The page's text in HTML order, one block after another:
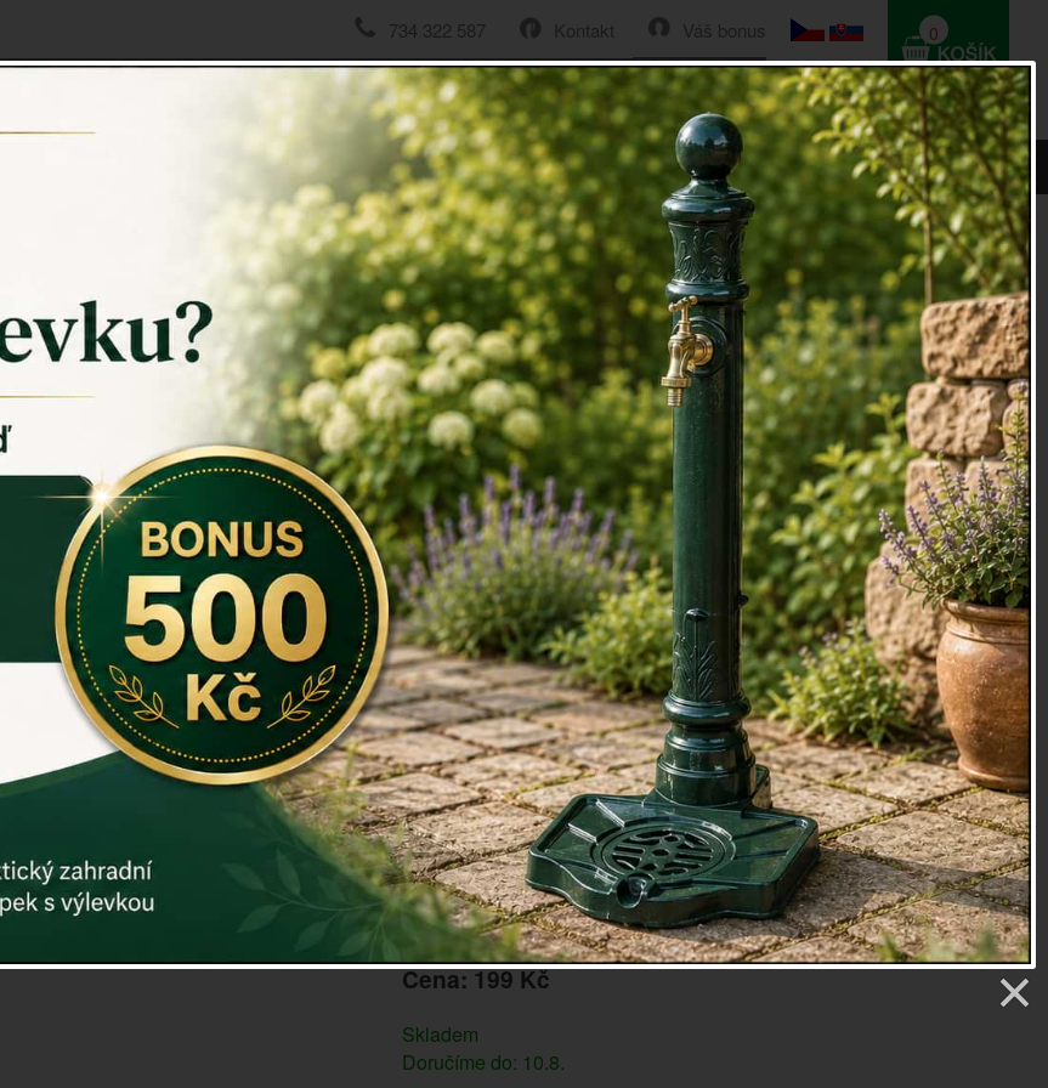
Váš bonus
Kontakt
734 322 587
HLEDAT
0
0 Kč
Konzola na police černá 19,8x16cm
Konzola na police černá 19,8x16cm
Konzola na policev černé barvě
Krásnákonzola na policeje ideální pro milovníky stylových, ale
zároveň minimalistických doplňků.
Tato
konzola na policeje vhodná na menší poličky, například na
knihy, sošky nebo vázičky. Dodá jim patřičný šmrnc a styl a z obyčejné
dřevěné poličky bude rázem úžasná dekorace.
Rozměry v cm (ŠxHxV): 3,1 x 19,8 x 16
Materiál: železo
Různé typy a velikosti výrobkukonzole a závěsy na květiny, můžete
porovnat zde >>>
Záruka: 2 roky
Kód:E0043
Další parametry
Cena: 199 Kč
Skladem
Doručíme do: 10.8.